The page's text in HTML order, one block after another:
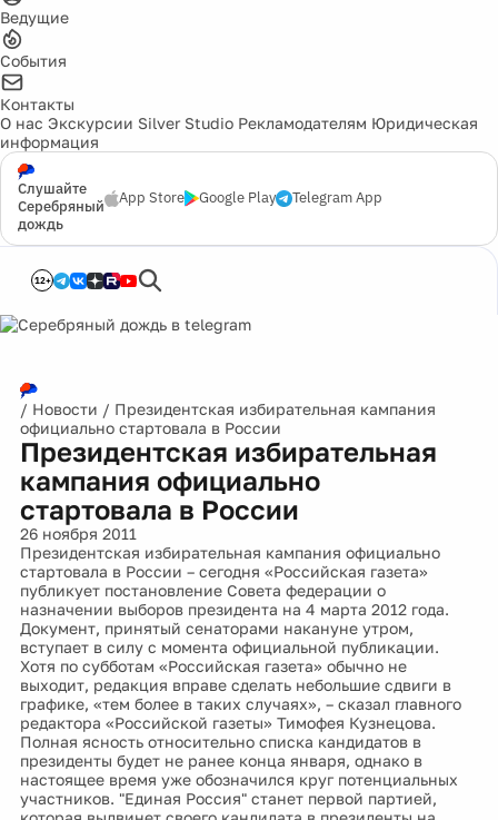
Ведущие
События
Контакты
О нас Экскурсии Silver Studio Рекламодателям Юридическая
информация
Слушайте
Серебряный
дождь
App Store Google Play Telegram App
12+
/ Новости / Президентская избирательная кампания
официально стартовала в России
Президентская избирательная
кампания официально
стартовала в России
26 ноября 2011
Президентская избирательная кампания официально
стартовала в России – сегодня «Российская газета»
публикует постановление Совета федерации о
назначении выборов президента на 4 марта 2012 года.
Документ, принятый сенаторами накануне утром,
вступает в силу с момента официальной публикации.
Хотя по субботам «Российская газета» обычно не
выходит, редакция вправе сделать небольшие сдвиги в
графике, «тем более в таких случаях», – сказал главного
редактора «Российской газеты» Тимофея Кузнецова.
Полная ясность относительно списка кандидатов в
президенты будет не ранее конца января, однако в
настоящее время уже обозначился круг потенциальных
участников. "Единая Россия" станет первой партией,